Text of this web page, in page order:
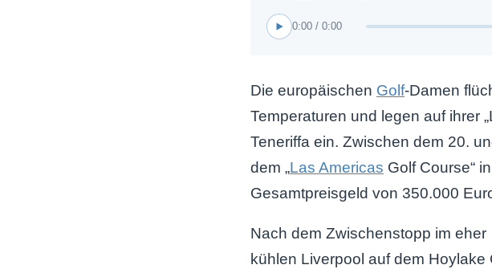
0:00 / 0:00
Die europäischen Golf-Damen
Temperaturen und legen auf ihrer
Teneriffa ein. Zwischen dem 20.
dem „Las Americas Golf Course“ in
Gesamtpreisgeld von 350.000
Nach dem Zwischenstopp im eher
kühlen Liverpool auf dem Hoylake